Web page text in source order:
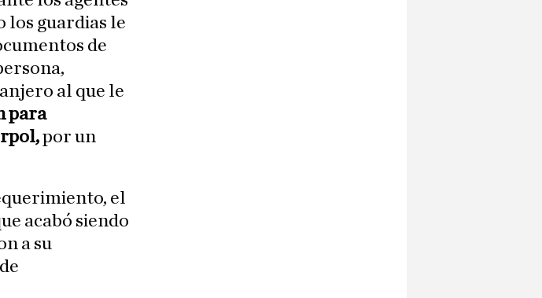
los guardias le
de
al que le
para
por un
el
acabó siendo
a su